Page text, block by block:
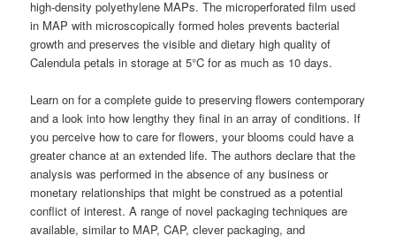
high-density polyethylene MAPs. The microperforated film used
in MAP with microscopically formed holes prevents bacterial
growth and preserves the visible and dietary high quality of
Calendula petals in storage at 5°C for as much as 10 days.
Learn on for a complete guide to preserving flowers contemporary
and a look into how lengthy they final in an array of conditions. If
you perceive how to care for flowers, your blooms could have a
greater chance at an extended life. The authors declare that the
analysis was performed in the absence of any business or
monetary relationships that might be construed as a potential
conflict of interest. A range of novel packaging techniques are
available, similar to MAP, CAP, clever packaging, and